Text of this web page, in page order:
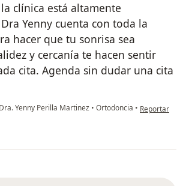
clínica está altamente
Yenny cuenta con toda la
hacer que tu sonrisa sea
y cercanía te hacen sentir
cita. Agenda sin dudar una cita
Dra. Yenny Perilla Martinez • Ortodoncia • en opinión
Reportar